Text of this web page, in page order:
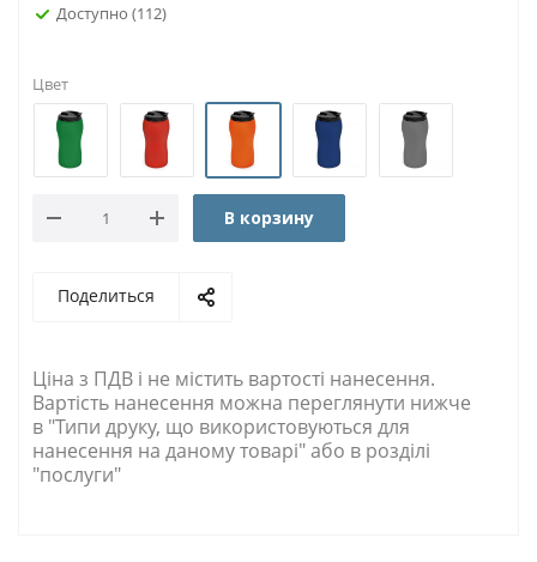
Доступно (112)
Цвет
В корзину
Поделиться
Ціна з ПДВ і не містить вартості нанесення.
Вартість нанесення можна переглянути нижче
в "Типи друку, що використовуються для
нанесення на даному товарі" або в розділі
"послуги"